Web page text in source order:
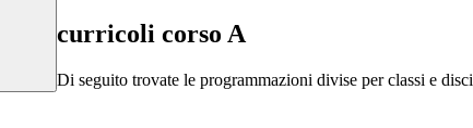
curricoli corso A
Di seguito trovate le programmazioni divise per classi e